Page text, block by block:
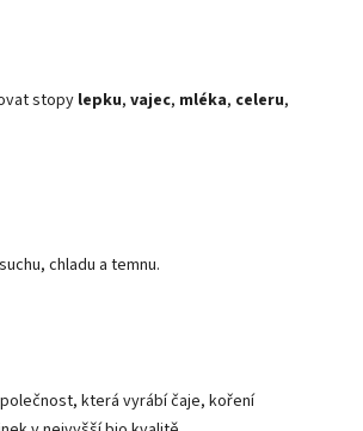
stopy lepku, vajec, mléka, celeru,
chladu a temnu.
která vyrábí čaje, koření